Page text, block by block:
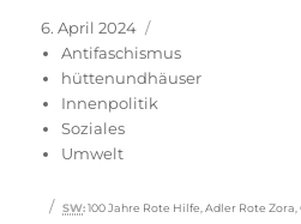
Veröffentlicht
am
6. April 2024
Antifaschismus
hüttenundhäuser
Innenpolitik
Soziales
Umwelt
Schlagwörter
SW: 100 Jahre Rote Hilfe ,Adler Rote Zora ,